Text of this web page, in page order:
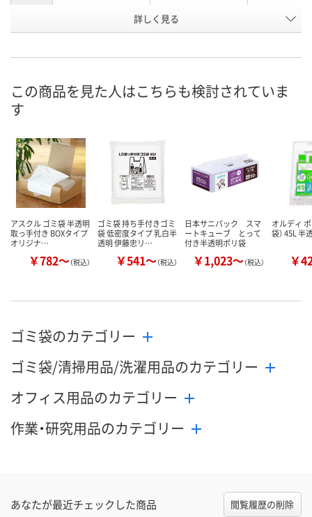
XE34278 XE34283
8月7日（金）
カ
詳しく見る
この商品を見た人はこちらも検討されていま
す
アスクル ゴミ袋 半透明
取っ手付き BOXタイプ
オリジナ…
￥782～（税込）
ゴミ袋 持ち手付きゴミ
袋 低密度タイプ 乳白半
透明 伊藤忠リ…
￥541～（税込）
日本サニパック スマ
ートキューブ とって
付き半透明ポリ袋
￥1,023～（税込）
オルディ
袋） 45L 半
￥
ゴミ袋のカテゴリー
ゴミ袋/清掃用品/洗濯用品のカテゴリー
オフィス用品のカテゴリー
作業・研究用品のカテゴリー
あなたが最近チェックした商品 閲覧履歴の削除